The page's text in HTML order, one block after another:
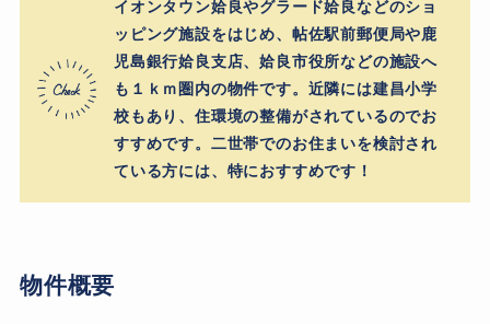
イオンタウン姶良やグラード姶良などのショ
ッピング施設をはじめ、帖佐駅前郵便局や鹿
児島銀行姶良支店、姶良市役所などの施設へ
も１ｋｍ圏内の物件です。近隣には建昌小学
校もあり、住環境の整備がされているのでお
すすめです。二世帯でのお住まいを検討され
ている方には、特におすすめです！
物件概要